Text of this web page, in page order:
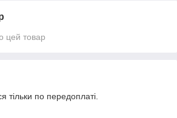
цей товар
тільки по передоплаті.